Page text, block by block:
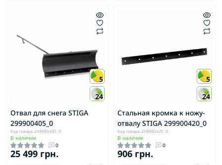
5
24
Отвал для снега STIGA
299900405_0
Код товара: 299900405_0
В наличии
0
25 499 грн.
5
24
Стальная кромка к ножу-
отвалу STIGA 299900420_0
Код товара: 299900420_0
В наличии
0
906 грн.